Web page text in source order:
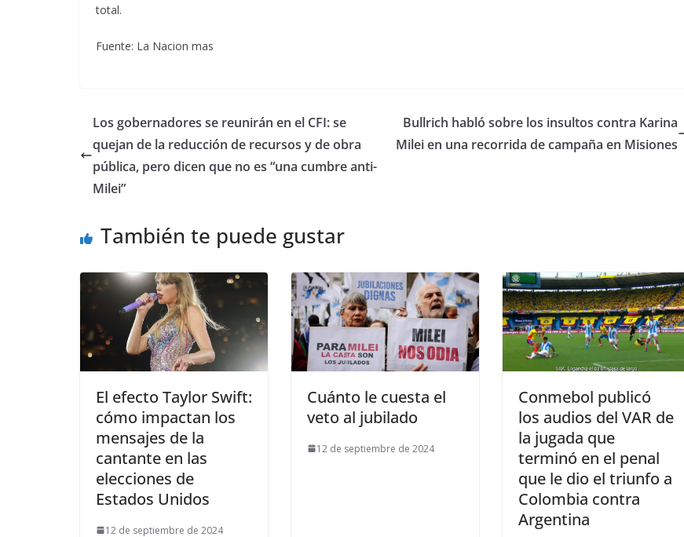
total.
Fuente: La Nacion mas
Los gobernadores se reunirán en el CFI: se
quejan de la reducción de recursos y de obra
pública, pero dicen que no es “una cumbre anti-
Milei”
Bullrich habló sobre los insultos contra Karina
Milei en una recorrida de campaña en Misiones
También te puede gustar
El efecto Taylor Swift:
cómo impactan los
mensajes de la
cantante en las
elecciones de
Estados Unidos
12 de septiembre de 2024
Cuánto le cuesta el
veto al jubilado
12 de septiembre de 2024
Conmebol publicó
los audios del VAR de
la jugada que
terminó en el penal
que le dio el triunfo a
Colombia contra
Argentina